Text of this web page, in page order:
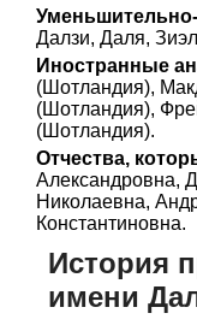
Далзи, Даля,
Иностранные
(Шотландия),
(Шотландия),
(Шотландия).
Отчества,
Александровна,
Николаевна,
Константиновна.
История
имени